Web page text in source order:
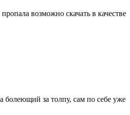
возможно скачать в качестве
болеющий за толпу, сам по себе уже